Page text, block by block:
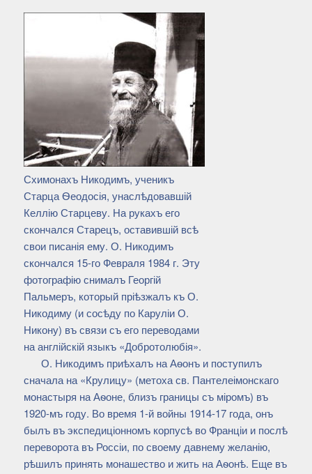
Схимонахъ Никодимъ, ученикъ
Старца Ѳеодосія, унаслѣдовавшій
Келлію Старцеву. На рукахъ его
скончался Старецъ, оставившій всѣ
свои писанія ему. О. Никодимъ
скончался 15-го Февраля 1984 г. Эту
фотографію снималъ Георгій
Пальмеръ, который пріѣзжалъ къ О.
Никодиму (и сосѣду по Каруліи О.
Никону) въ связи съ его переводами
на англійскій языкъ «Добротолюбія».
О. Никодимъ приѣхалъ на Аѳонъ и поступилъ
сначала на «Крулицу» (метоха св. Пантелеімонскаго
монастыря на Аѳоне, близъ границы съ міромъ) въ
1920-мъ году. Во время 1-й войны 1914-17 года, онъ
былъ въ экспедиціонномъ корпусѣ во Франціи и послѣ
переворота въ Россіи, по своему давнему желанію,
рѣшилъ принять монашество и жить на Аѳонѣ. Еще въ